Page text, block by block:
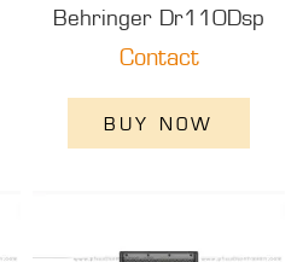
Behringer Dr110Dsp
Contact
BUY NOW